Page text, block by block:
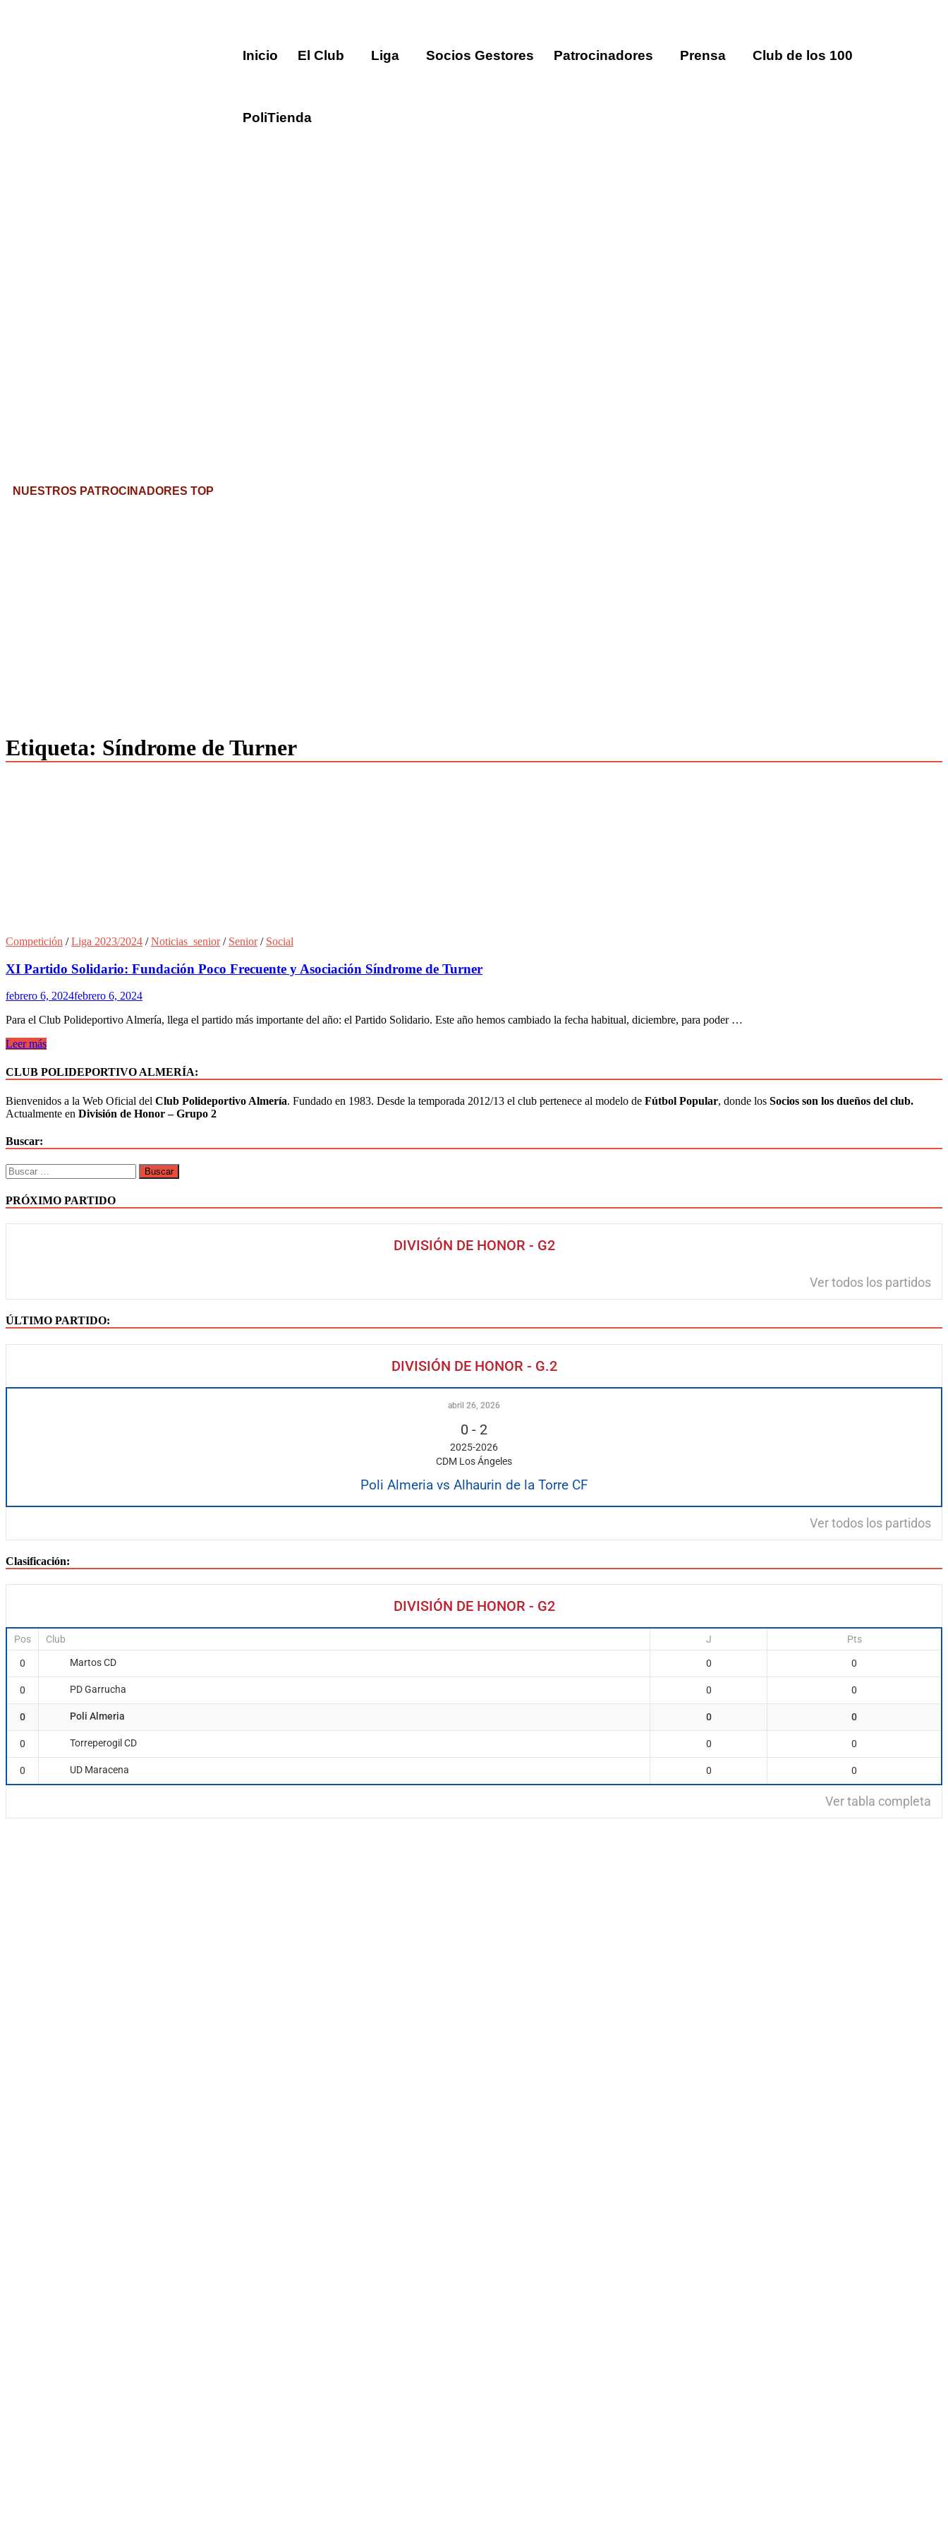
Inicio El Club Liga Socios Gestores Patrocinadores Prensa Club de los 100
PoliTienda
NUESTROS PATROCINADORES TOP
Etiqueta: Síndrome de Turner
Competición /Liga 2023/2024 /Noticias_senior/ Senior/ Social
XI Partido Solidario: Fundación Poco Frecuente y Asociación Síndrome de Turner
febrero 6, 2024febrero 6, 2024
Para el Club Polideportivo Almería, llega el partido más importante del año: el Partido Solidario. Este año hemos cambiado la fecha habitual, diciembre, para poder …
Leer más
CLUB POLIDEPORTIVO ALMERÍA:
Bienvenidos a la Web Oficial del Club Polideportivo Almería. Fundado en 1983. Desde la temporada 2012/13 el club pertenece al modelo de Fútbol Popular, donde los Socios son los dueños del club.
Actualmente en División de Honor – Grupo 2
Buscar:
PRÓXIMO PARTIDO
DIVISIÓN DE HONOR - G2
Ver todos los partidos
ÚLTIMO PARTIDO:
DIVISIÓN DE HONOR - G.2
abril 26, 2026
0 - 2
2025-2026
CDM Los Ángeles
Poli Almeria vs Alhaurin de la Torre CF
Ver todos los partidos
Clasificación:
DIVISIÓN DE HONOR - G2
Pos Club J Pts
0 Martos CD 0 0
0 PD Garrucha 0 0
0 Poli Almeria 0 0
0 Torreperogil CD 0 0
0 UD Maracena 0 0
Ver tabla completa